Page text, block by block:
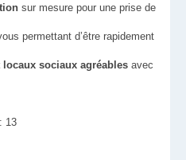
sur mesure pour une prise de
permettant d’être rapidement
locaux sociaux agréables avec
13